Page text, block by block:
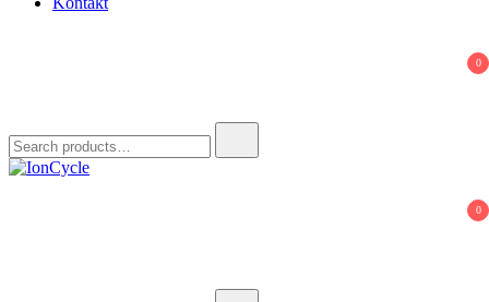
0
for:
0